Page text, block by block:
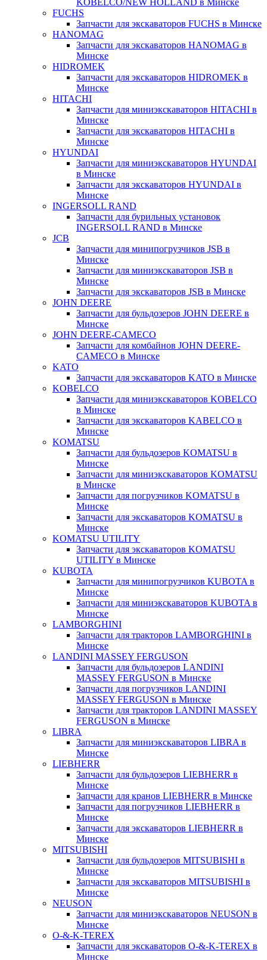
KOBELCO/NEW HOLLAND в Минске
FUCHS
Запчасти для экскаваторов FUCHS в Минске
HANOMAG
Запчасти для экскаваторов HANOMAG в
Минске
HIDROMEK
Запчасти для экскаваторов HIDROMEK в
Минске
HITACHI
Запчасти для миниэкскаваторов HITACHI в
Минске
Запчасти для экскаваторов HITACHI в
Минске
HYUNDAI
Запчасти для миниэкскаваторов HYUNDAI
в Минске
Запчасти для экскаваторов HYUNDAI в
Минске
INGERSOLL RAND
Запчасти для бурильных установок
INGERSOLL RAND в Минске
JCB
Запчасти для минипогрузчиков JSB в
Минске
Запчасти для миниэкскаваторов JSB в
Минске
Запчасти для экскаваторов JSB в Минске
JOHN DEERE
Запчасти для бульдозеров JOHN DEERE в
Минске
JOHN DEERE-CAMECO
Запчасти для комбайнов JOHN DEERE-
CAMECO в Минске
KATO
Запчасти для экскаваторов KATO в Минске
KOBELCO
Запчасти для миниэкскаваторов KOBELCO
в Минске
Запчасти для экскаваторов KABELCO в
Минске
KOMATSU
Запчасти для бульдозеров KOMATSU в
Минске
Запчасти для миниэкскаваторов KOMATSU
в Минске
Запчасти для погрузчиков KOMATSU в
Минске
Запчасти для экскаваторов KOMATSU в
Минске
KOMATSU UTILITY
Запчасти для экскаваторов KOMATSU
UTILITY в Минске
KUBOTA
Запчасти для минипогрузчиков KUBOTA в
Минске
Запчасти для миниэкскаваторов KUBOTA в
Минске
LAMBORGHINI
Запчасти для тракторов LAMBORGHINI в
Минске
LANDINI MASSEY FERGUSON
Запчасти для бульдозеров LANDINI
MASSEY FERGUSON в Минске
Запчасти для погрузчиков LANDINI
MASSEY FERGUSON в Минске
Запчасти для тракторов LANDINI MASSEY
FERGUSON в Минске
LIBRA
Запчасти для миниэкскаваторов LIBRA в
Минске
LIEBHERR
Запчасти для бульдозеров LIEBHERR в
Минске
Запчасти для кранов LIEBHERR в Минске
Запчасти для погрузчиков LIEBHERR в
Минске
Запчасти для экскаваторов LIEBHERR в
Минске
MITSUBISHI
Запчасти для бульдозеров MITSUBISHI в
Минске
Запчасти для экскаваторов MITSUBISHI в
Минске
NEUSON
Запчасти для миниэкскаваторов NEUSON в
Минске
O-&-K-TEREX
Запчасти для экскаваторов O-&-K-TEREX в
Минске